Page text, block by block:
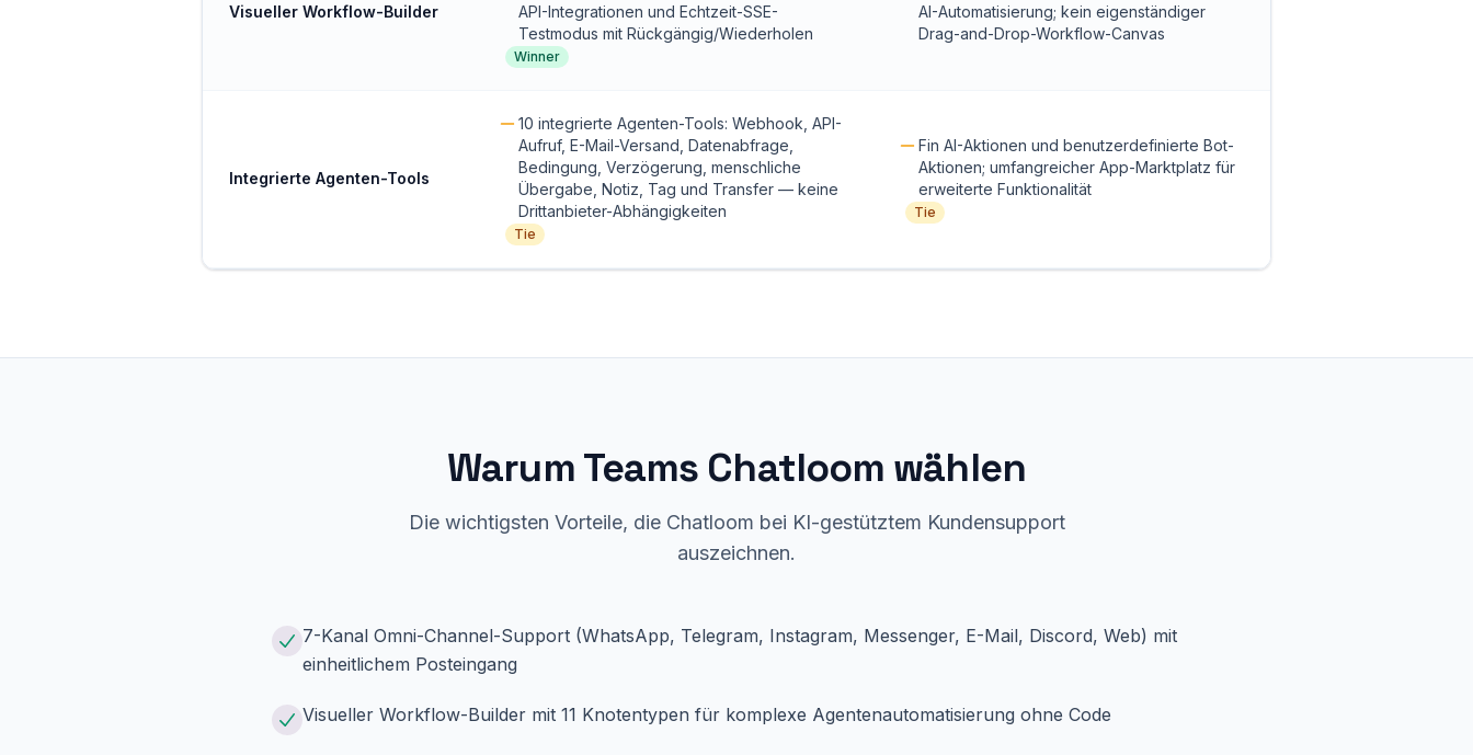
Visueller Workflow-Builder
API-Integrationen und Echtzeit-SSE-
Testmodus mit Rückgängig/Wiederholen
Winner
AI-Automatisierung; kein eigenständiger
Drag-and-Drop-Workflow-Canvas
Integrierte Agenten-Tools
10 integrierte Agenten-Tools: Webhook, API-
Aufruf, E-Mail-Versand, Datenabfrage,
Bedingung, Verzögerung, menschliche
Übergabe, Notiz, Tag und Transfer — keine
Drittanbieter-Abhängigkeiten
Tie
Fin AI-Aktionen und benutzerdefinierte Bot-
Aktionen; umfangreicher App-Marktplatz für
erweiterte Funktionalität
Tie
Warum Teams Chatloom wählen
Die wichtigsten Vorteile, die Chatloom bei KI-gestütztem Kundensupport
auszeichnen.
7-Kanal Omni-Channel-Support (WhatsApp, Telegram, Instagram, Messenger, E-Mail, Discord, Web) mit
einheitlichem Posteingang
Visueller Workflow-Builder mit 11 Knotentypen für komplexe Agentenautomatisierung ohne Code